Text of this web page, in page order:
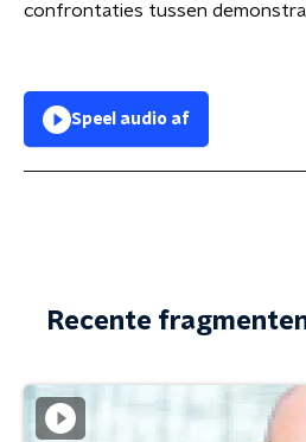
confrontaties tussen
Speel audio af
Recente